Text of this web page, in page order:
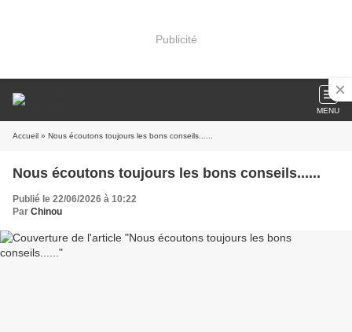
Publicité
MENU
Accueil » Nous écoutons toujours les bons conseils......
Nous écoutons toujours les bons conseils......
Publié le 22/06/2026 à 10:22
Par Chinou